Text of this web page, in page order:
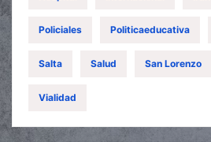
Policiales Politicaeducativa
Salta Salud San Lorenzo
Vialidad